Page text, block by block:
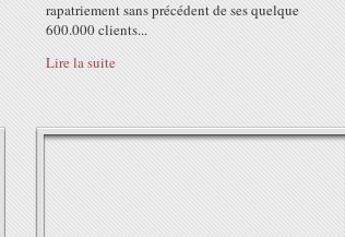
rapatriement sans précédent de ses quelque
600.000 clients...
Lire la suite